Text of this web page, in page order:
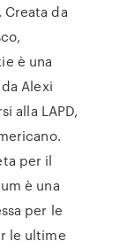
Creata da
è una
Alexi
alla LAPD,
per il
è una
per le
le ultime